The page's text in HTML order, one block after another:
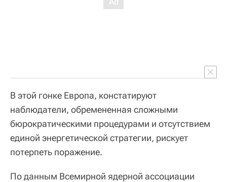
В этой гонке Европа, констатируют
наблюдатели, обремененная сложными
бюрократическими процедурами и отсутствием
единой энергетической стратегии, рискует
потерпеть поражение.
По данным Всемирной ядерной ассоциации